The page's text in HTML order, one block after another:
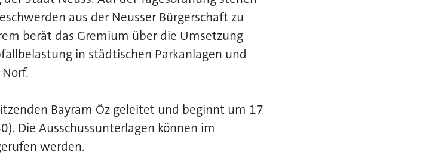
aus der Neusser Bürgerschaft zu
berät das Gremium über die Umsetzung
in städtischen Parkanlagen und
Bayram Öz geleitet und beginnt um 17
Die Ausschussunterlagen können im
werden.